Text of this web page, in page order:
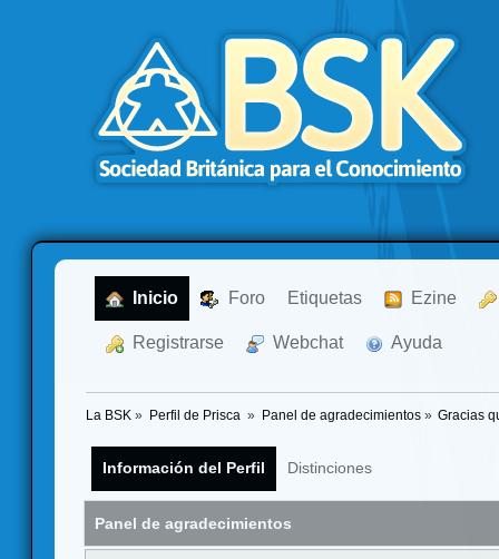
Inicio Foro Etiquetas Ezine
Registrarse Webchat Ayuda
La BSK » Perfil de Prisca » Panel de agradecimientos» Gracias
Información del Perfil Distinciones
Panel de agradecimientos